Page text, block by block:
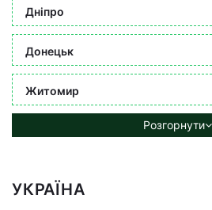
Дніпро
Донецьк
Житомир
Розгорнути
УКРАЇНА